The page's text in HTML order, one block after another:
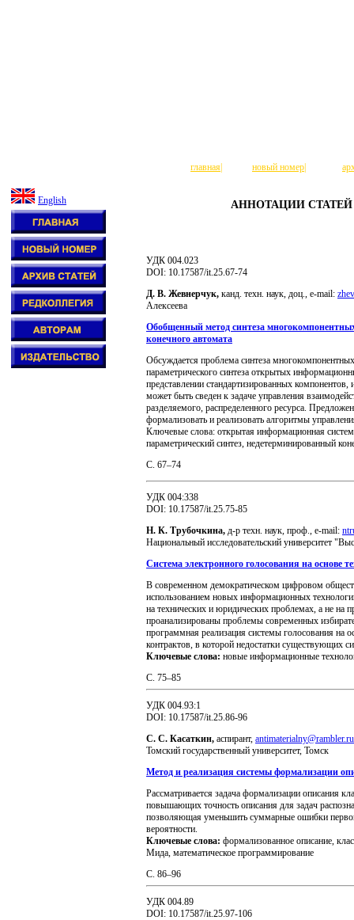
главная новый номер
English АННОТАЦИИ
УДК 004.023
DOI: 10.17587/it.25.67-74
Д. В. Жевнерчук, канд. техн. наук, доц., e-mail:
Алексеева
Обобщенный метод синтеза
конечного автомата
Обсуждается проблема синтеза
параметрического синтеза открытых
представлении стандартизированных
может быть сведен к задаче управления
разделяемого, распределенного ресурса.
формализовать и реализовать алгоритмы
Ключевые слова: открытая информационная
параметрический синтез, недетерминированный
С. 67–74
УДК 004:338
DOI: 10.17587/it.25.75-85
Н. К. Трубочкина, д-р техн. наук, проф., e-mail:
Национальный исследовательский университет
Система электронного голосования на основе
В современном демократическом цифровом
использованием новых информационных
на технических и юридических проблемах, а не на
проанализированы проблемы современных
программная реализация системы голосования на
контрактов, в которой недостатки существующих
Ключевые слова: новые информационные
C. 75–85
УДК 004.93:1
DOI: 10.17587/it.25.86-96
С. С. Касаткин, аспирант, antimaterialny@rambler.ru
Томский государственный университет, Томск
Метод и реализация системы формализации
Рассматривается задача формализации описания
повышающих точность описания для задач
позволяющая уменьшить суммарные ошибки
вероятности.
Ключевые слова: формализованное описание,
Мида, математическое программирование
C. 86–96
УДК 004.89
DOI: 10.17587/it.25.97-106